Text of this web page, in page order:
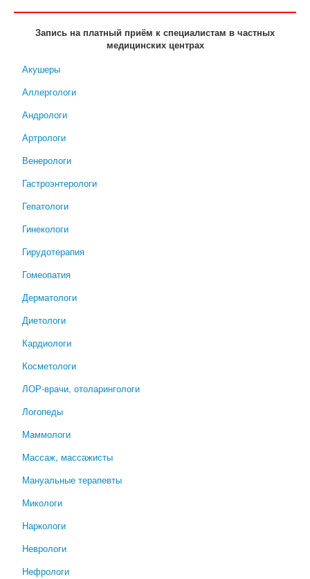
Запись на платный приём к специалистам в частных
медицинских центрах
Акушеры
Аллергологи
Андрологи
Артрологи
Венерологи
Гастроэнтерологи
Гепатологи
Гинекологи
Гирудотерапия
Гомеопатия
Дерматологи
Диетологи
Кардиологи
Косметологи
ЛОР-врачи, отоларингологи
Логопеды
Маммологи
Массаж, массажисты
Мануальные терапевты
Микологи
Наркологи
Неврологи
Нефрологи